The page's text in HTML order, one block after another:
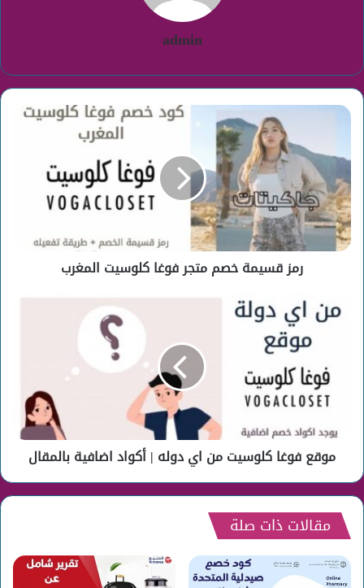
admin
رمز
متجر
فوغا
كلوسيت
المغرب
رمز قسيمة خصم متجر فوغا كلوسيت المغرب
فوغا
اضافية
بالمقال
موقع فوغا كلوسيت من اي دوله | أكواد اضافية بالمقال
مقالات ذات صلة